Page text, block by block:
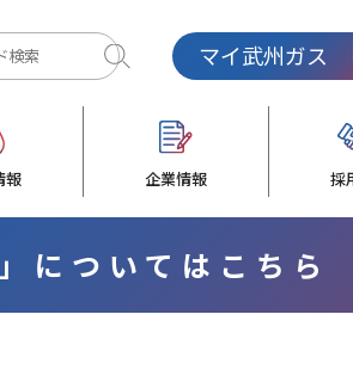
マイ武州ガス
報 企業情報 採
ついてはこちら